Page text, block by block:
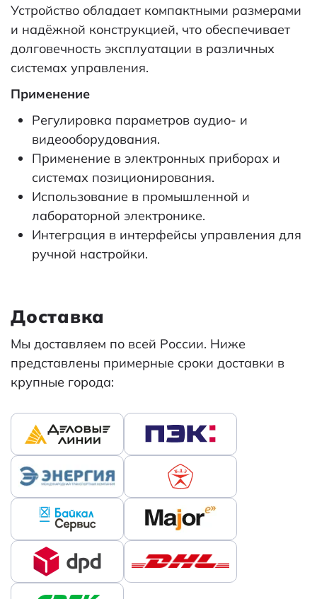
Устройство обладает компактными размерами
и надёжной конструкцией, что обеспечивает
долговечность эксплуатации в различных
системах управления.
Применение
Регулировка параметров аудио- и
видеооборудования.
Применение в электронных приборах и
системах позиционирования.
Использование в промышленной и
лабораторной электронике.
Интеграция в интерфейсы управления для
ручной настройки.
Доставка
Мы доставляем по всей России. Ниже
представлены примерные сроки доставки в
крупные города: